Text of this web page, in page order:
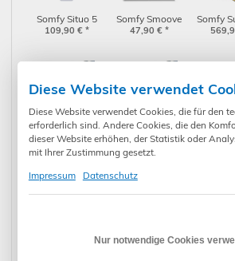
Somfy Situo 5
io/RTS Bi-Radio
109,90 € *
Somfy Smoove
Origin io
47,90 € *
Somfy
io 120/
Somfy Sunea 60
io 100/12 Funk-
Markisenmotor
514,90 € *
Somfy Sunea 60
io 85/17 Funk-
Markisenmotor
476,90 € *
Somfy
io 70/
Somfy Sunea 60
Somfy Sunea 50
Somfy
Diese Website verwendet
Diese Website verwendet Cookies, die für den
erforderlich sind. Andere Cookies, die den
dieser Website erhöhen, der Statistik oder
mit Ihrer Zustimmung gesetzt.
Impressum
Datenschutz
Nur notwendige Cookies